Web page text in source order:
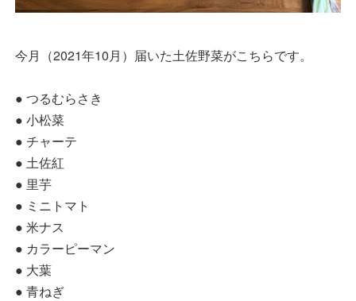
今月（2021年10月）届いた土佐野菜がこちらです。
● つるむらさき
● 小松菜
● チャーテ
● 土佐紅
● 里芋
● ミニトマト
● 米ナス
● カラーピーマン
● 大葉
● 青ねぎ